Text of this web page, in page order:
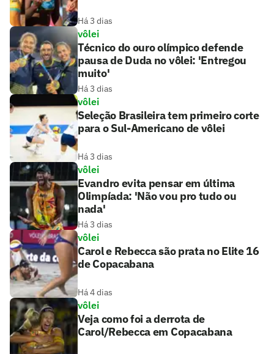
Há 3 dias
vôlei
Técnico do ouro olímpico defende
pausa de Duda no vôlei: 'Entregou
muito'
Há 3 dias
vôlei
Seleção Brasileira tem primeiro corte
para o Sul-Americano de vôlei
Há 3 dias
vôlei
Evandro evita pensar em última
Olimpíada: 'Não vou pro tudo ou
nada'
Há 3 dias
vôlei
Carol e Rebecca são prata no Elite 16
de Copacabana
Há 4 dias
vôlei
Veja como foi a derrota de
Carol/Rebecca em Copacabana